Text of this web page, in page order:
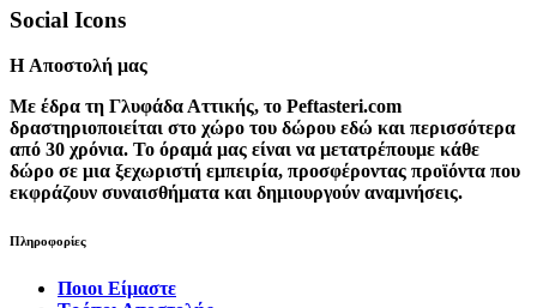
Social Icons
H Αποστολή μας
Με έδρα τη Γλυφάδα Αττικής, το Peftasteri.com
δραστηριοποιείται στο χώρο του δώρου εδώ και περισσότερα
από 30 χρόνια. Το όραμά μας είναι να μετατρέπουμε κάθε
δώρο σε μια ξεχωριστή εμπειρία, προσφέροντας προϊόντα που
εκφράζουν συναισθήματα και δημιουργούν αναμνήσεις.
Πληροφορίες
Ποιοι Είμαστε